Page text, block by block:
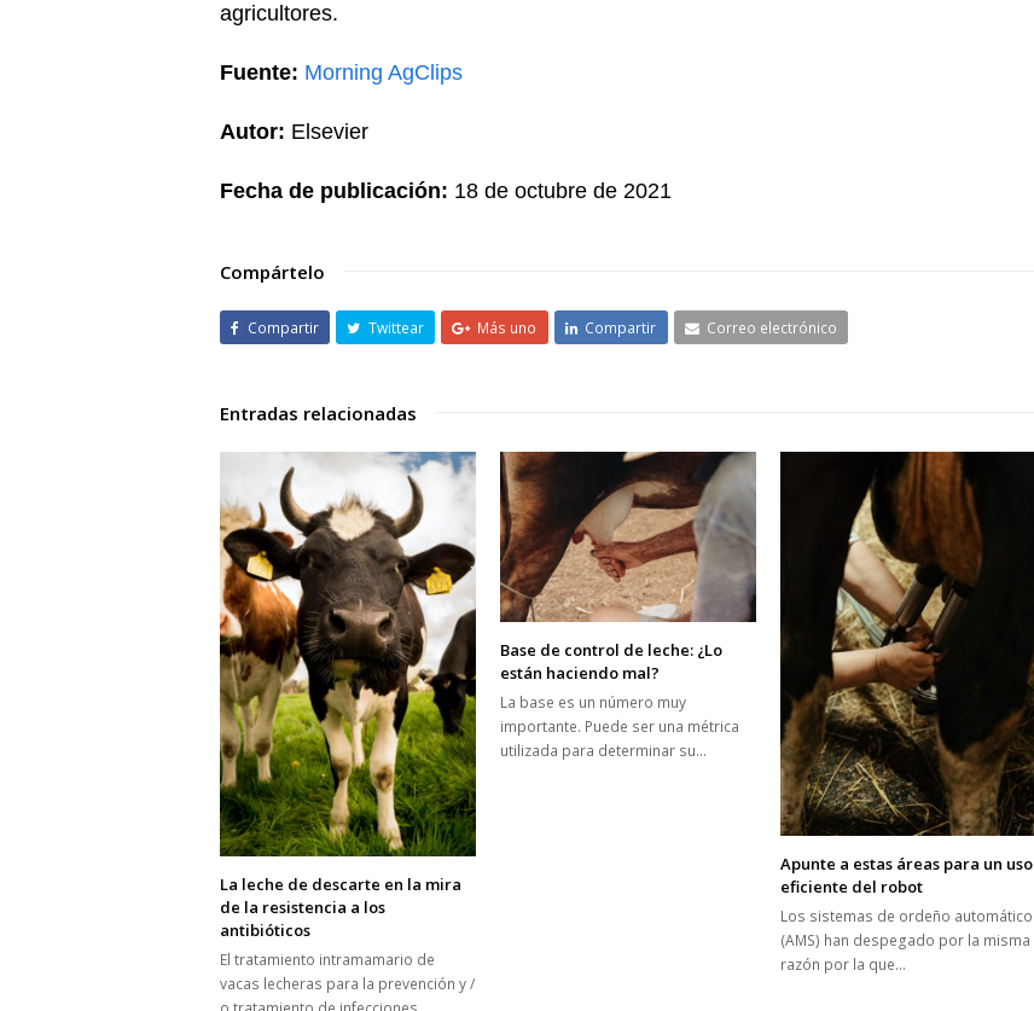
agricultores.
Fuente: Morning AgClips
Autor: Elsevier
Fecha de publicación: 18 de octubre de 2021
Compártelo
Compartir Twittear Más uno Compartir Correo electrónico
Entradas relacionadas
La leche de descarte en la mira
de la resistencia a los
antibióticos
El tratamiento intramamario de
vacas lecheras para la prevención y /
Base de control de leche: ¿Lo
están haciendo mal?
La base es un número muy
importante. Puede ser una métrica
utilizada para determinar su…
Apunte a estas áreas para un uso
eficiente del robot
Los sistemas de ordeño automático
(AMS) han despegado por la misma
razón por la que…